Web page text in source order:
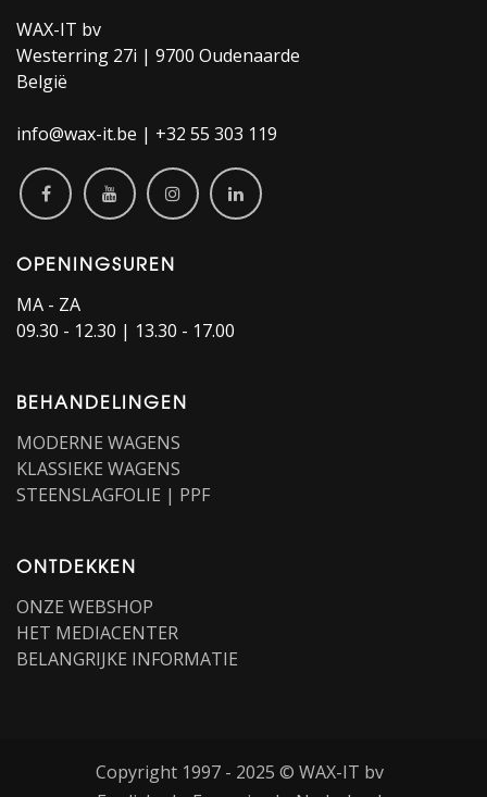
WAX-IT bv
Westerring 27i | 9700 Oudenaarde
België
info@wax-it.be | +32 55 303 119
OPENINGSUREN
MA - ZA
09.30 - 12.30 | 13.30 - 17.00
BEHANDELINGEN
MODERNE WAGENS
KLASSIEKE WAGENS
STEENSLAGFOLIE | PPF
ONTDEKKEN
ONZE WEBSHOP
HET MEDIACENTER
BELANGRIJKE INFORMATIE
Copyright 1997 - 2025 © WAX-IT bv